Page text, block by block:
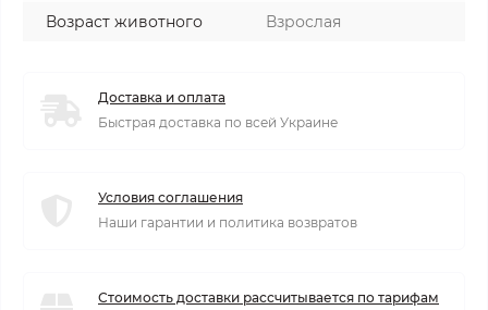
Возраст животного
Взрослая
Доставка и оплата
Быстрая доставка по всей Украине
Условия соглашения
Наши гарантии и политика возвратов
Стоимость доставки рассчитывается по тарифам